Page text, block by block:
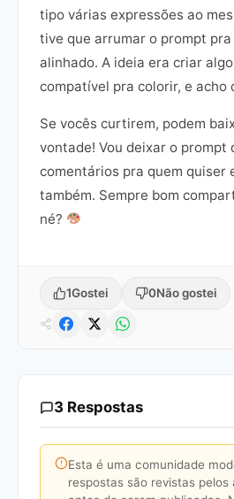
tipo várias expressões ao
tive que arrumar o prompt
alinhado. A ideia era criar
compatível pra colorir, e acho
Se vocês curtirem, podem
vontade! Vou deixar o prompt
comentários pra quem quiser
também. Sempre bom
né?
1Gostei 0Não gostei
3 Respostas
Esta é uma comunidade
respostas são revistas pelos